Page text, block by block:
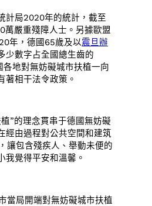
局2020年的統計，截至
萬嚴重殘障人士。另據歐盟
年，德國65歲及以震旦辦
少數字占全國總生齒的
各地對無妨礙城市扶植一向
著相干法令政策。
的理念貫串于德國無妨礙
經由過程對公共空間和建筑
讓包含殘疾人、舉動未便的
我覺得平安和溫馨。
局開端對無妨礙城市扶植